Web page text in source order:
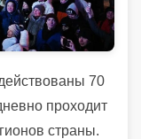
70
проходит
страны.